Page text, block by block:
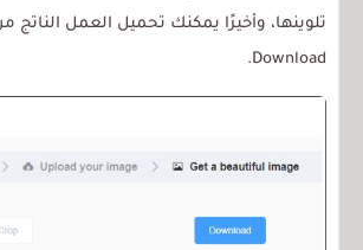
تلوينها، وأخيرًا يمكنك تحميل العمل الناتج
Download.